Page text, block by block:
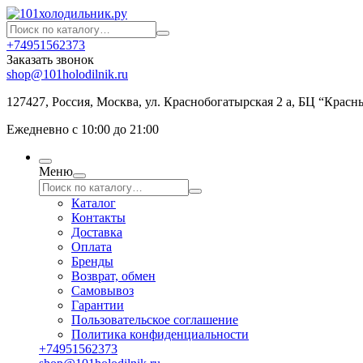
+74951562373
Заказать звонок
shop@101holodilnik.ru
127427, Россия, Москва, ул. Краснобогатырская 2 а, БЦ
Ежедневно с 10:00 до 21:00
Меню
Каталог
Контакты
Доставка
Оплата
Бренды
Возврат, обмен
Самовывоз
Гарантии
Пользовательское соглашение
Политика конфиденциальности
+74951562373